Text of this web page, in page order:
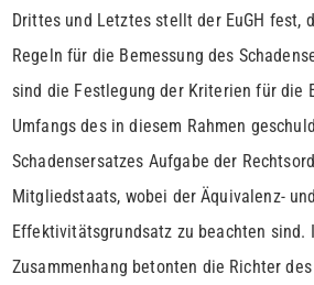
Drittes und Letztes stellt der EuGH fest,
Regeln für die Bemessung des
sind die Festlegung der Kriterien für die
Umfangs des in diesem Rahmen
Schadensersatzes Aufgabe der
Mitgliedstaats, wobei der Äquivalenz-
Effektivitätsgrundsatz zu beachten sind.
Zusammenhang betonten die Richter des